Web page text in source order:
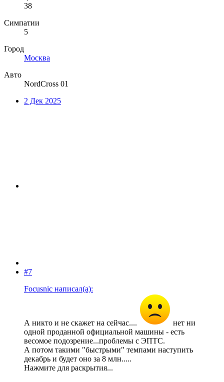
38
Симпатии
5
Город
Москва
Авто
NordCross 01
2 Дек 2025
#7
Focusnic написал(а):
А никто и не скажет на сейчас....
нет ни
одной проданной официальной машины - есть
весомое подозрение...проблемы с ЭПТС.
А потом такими "быстрыми" темпами наступить
декабрь и будет оно за 8 млн.....
Нажмите для раскрытия...